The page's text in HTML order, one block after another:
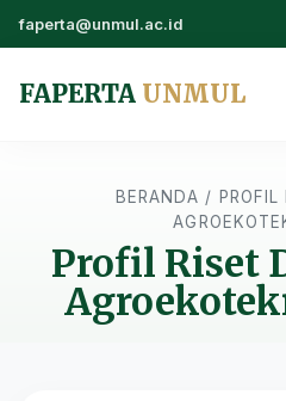
faperta@unmul.ac.id
FAPERTA UNMUL
BERANDA /
Profil Riset